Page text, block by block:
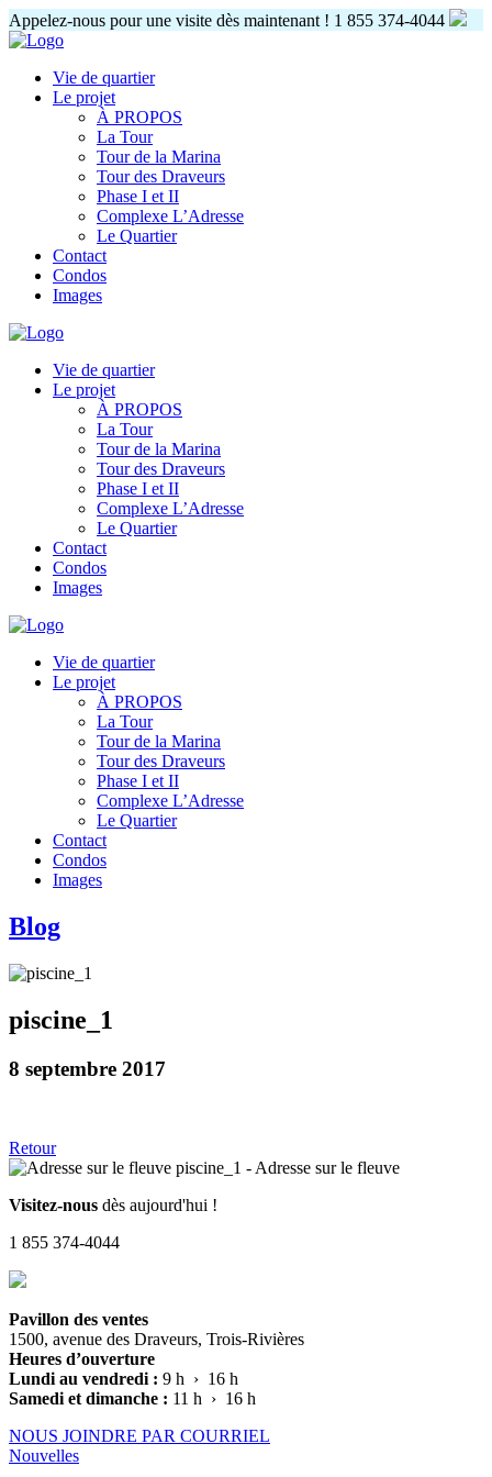
Appelez-nous pour une visite dès maintenant ! 1 855 374-4044
Vie de quartier
Le projet
À PROPOS
La Tour
Tour de la Marina
Tour des Draveurs
Phase I et II
Complexe L’Adresse
Le Quartier
Contact
Condos
Images
Vie de quartier
Le projet
À PROPOS
La Tour
Tour de la Marina
Tour des Draveurs
Phase I et II
Complexe L’Adresse
Le Quartier
Contact
Condos
Images
Vie de quartier
Le projet
À PROPOS
La Tour
Tour de la Marina
Tour des Draveurs
Phase I et II
Complexe L’Adresse
Le Quartier
Contact
Condos
Images
Blog
piscine_1
8 septembre 2017
Retour
Visitez-nous dès aujourd'hui !
1 855 374-4044
Pavillon des ventes
1500, avenue des Draveurs, Trois-Rivières
Heures d’ouverture
Lundi au vendredi : 9 h › 16 h
Samedi et dimanche : 11 h › 16 h
NOUS JOINDRE PAR COURRIEL
Nouvelles